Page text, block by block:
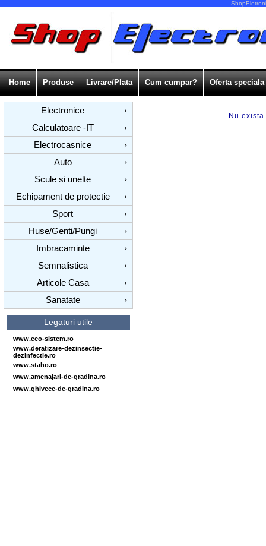
Home Produse Livrare/Plata Cum cumpar? Oferta speciala
Electronice
›
Calculatoare -IT
›
Electrocasnice
›
Auto
›
Scule si unelte
›
Echipament de protectie
›
Sport
›
Huse/Genti/Pungi
›
Imbracaminte
›
Semnalistica
›
Articole Casa
›
Sanatate
›
Legaturi utile
www.eco-sistem.ro
www.deratizare-dezinsectie-
dezinfectie.ro
www.staho.ro
www.amenajari-de-gradina.ro
www.ghivece-de-gradina.ro
Nu